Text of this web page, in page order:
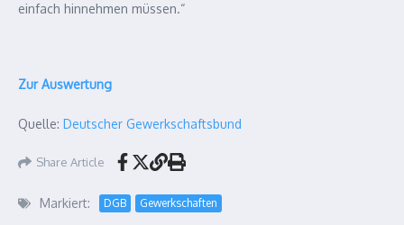
einfach hinnehmen müssen.“
Zur Auswertung
Quelle: Deutscher Gewerkschaftsbund
Share Article
Markiert: DGB Gewerkschaften